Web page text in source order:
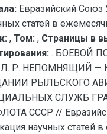
Евразийский Союз
статей в
, Том: , Страницы в
. БОЕВОЙ
Р. НЕПОМНЯЩИЙ —
РЫЛЬСКОГО
СЛУЖБ
СССР //
научных статей